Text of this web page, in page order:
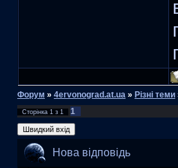
Форум » 4ervonograd.at.ua » Різні теми
Сторінка 1 з 1 1
Нова відповідь